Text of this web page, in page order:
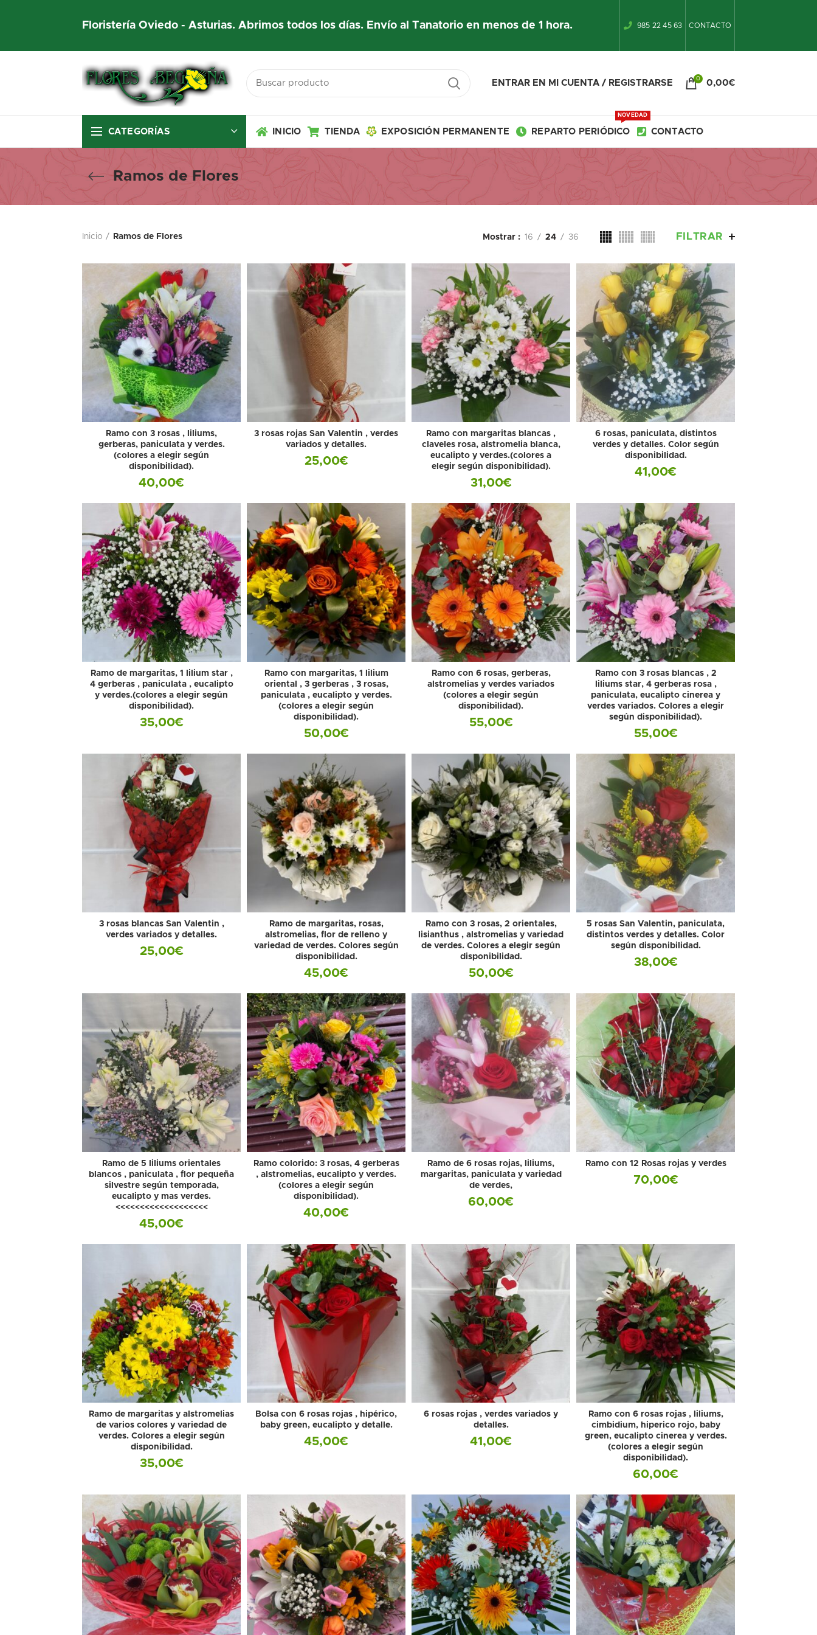
Floristería Oviedo - Asturias. Abrimos todos los días. Envío al Tanatorio en menos de 1 hora. 985 22 45 63 CONTACTO
ENTRAR EN MI CUENTA / REGISTRARSE
0
0,00€
CATEGORÍAS INICIO TIENDA EXPOSICIÓN PERMANENTE REPARTO PERIÓDICO
NOVEDAD
CONTACTO
Ramos de Flores
Inicio Ramos de Flores Mostrar 16 24 36 FILTRAR
Ramo con 3 rosas , liliums,
gerberas, paniculata y verdes.
(colores a elegir según
disponibilidad).
40,00€
3 rosas rojas San Valentin , verdes
variados y detalles.
25,00€
Ramo con margaritas blancas ,
claveles rosa, alstromelia blanca,
eucalipto y verdes.(colores a
elegir según disponibilidad).
31,00€
6 rosas, paniculata, distintos
verdes y detalles. Color según
disponibilidad.
41,00€
Ramo de margaritas, 1 lilium star ,
4 gerberas , paniculata , eucalipto
y verdes.(colores a elegir según
disponibilidad).
35,00€
Ramo con margaritas, 1 lilium
oriental , 3 gerberas , 3 rosas,
paniculata , eucalipto y verdes.
(colores a elegir según
disponibilidad).
50,00€
Ramo con 6 rosas, gerberas,
alstromelias y verdes variados
(colores a elegir según
disponibilidad).
55,00€
Ramo con 3 rosas blancas , 2
liliums star, 4 gerberas rosa ,
paniculata, eucalipto cinerea y
verdes variados. Colores a elegir
según disponibilidad).
55,00€
3 rosas blancas San Valentin ,
verdes variados y detalles.
25,00€
Ramo de margaritas, rosas,
alstromelias, flor de relleno y
variedad de verdes. Colores según
disponibilidad.
45,00€
Ramo con 3 rosas, 2 orientales,
lisianthus , alstromelias y variedad
de verdes. Colores a elegir según
disponibilidad.
50,00€
5 rosas San Valentin, paniculata,
distintos verdes y detalles. Color
según disponibilidad.
38,00€
Ramo de 5 liliums orientales
blancos , paniculata , flor pequeña
silvestre según temporada,
eucalipto y mas verdes.
<<<<<<<<<<<<<<<<<<<
45,00€
Ramo colorido: 3 rosas, 4 gerberas
, alstromelias, eucalipto y verdes.
(colores a elegir según
disponibilidad).
40,00€
Ramo de 6 rosas rojas, liliums,
margaritas, paniculata y variedad
de verdes,
60,00€
Ramo con 12 Rosas rojas y verdes
70,00€
Ramo de margaritas y alstromelias
de varios colores y variedad de
verdes. Colores a elegir según
disponibilidad.
35,00€
Bolsa con 6 rosas rojas , hipérico,
baby green, eucalipto y detalle.
45,00€
6 rosas rojas , verdes variados y
detalles.
41,00€
Ramo con 6 rosas rojas , liliums,
cimbidium, hiperico rojo, baby
green, eucalipto cinerea y verdes.
(colores a elegir según
disponibilidad).
60,00€